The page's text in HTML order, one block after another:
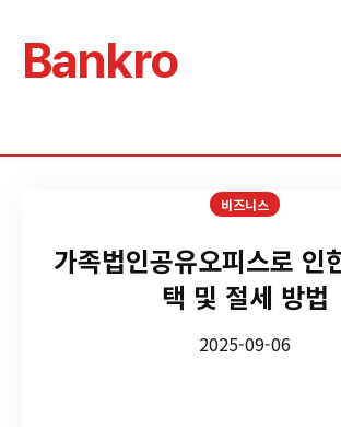
Bankro
비즈니스
가족법인공유오피스로 인
택 및 절세 방법
2025-09-06